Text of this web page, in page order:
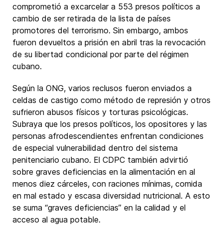
comprometió a excarcelar a 553 presos políticos a
cambio de ser retirada de la lista de países
promotores del terrorismo. Sin embargo, ambos
fueron devueltos a prisión en abril tras la revocación
de su libertad condicional por parte del régimen
cubano.
Según la ONG, varios reclusos fueron enviados a
celdas de castigo como método de represión y otros
sufrieron abusos físicos y torturas psicológicas.
Subraya que los presos políticos, los opositores y las
personas afrodescendientes enfrentan condiciones
de especial vulnerabilidad dentro del sistema
penitenciario cubano. El CDPC también advirtió
sobre graves deficiencias en la alimentación en al
menos diez cárceles, con raciones mínimas, comida
en mal estado y escasa diversidad nutricional. A esto
se suma “graves deficiencias” en la calidad y el
acceso al agua potable.